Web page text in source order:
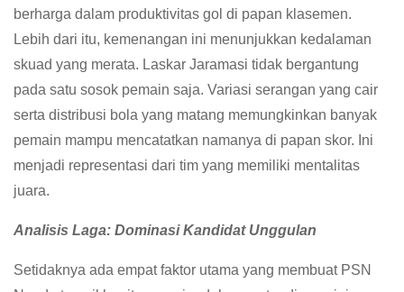
berharga dalam produktivitas gol di papan klasemen.
Lebih dari itu, kemenangan ini menunjukkan kedalaman
skuad yang merata. Laskar Jaramasi tidak bergantung
pada satu sosok pemain saja. Variasi serangan yang cair
serta distribusi bola yang matang memungkinkan banyak
pemain mampu mencatatkan namanya di papan skor. Ini
menjadi representasi dari tim yang memiliki mentalitas
juara.
Analisis Laga: Dominasi Kandidat Unggulan
Setidaknya ada empat faktor utama yang membuat PSN